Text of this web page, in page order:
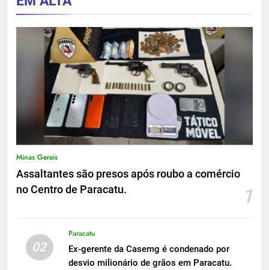
Minas Gerais
Assaltantes são presos após roubo a comércio
no Centro de Paracatu.
1
02
Paracatu
Ex-gerente da Casemg é condenado por
desvio milionário de grãos em Paracatu.